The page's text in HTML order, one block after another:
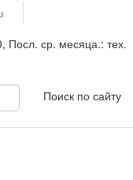
Посл. ср. месяца.: тех.
Поиск по сайту